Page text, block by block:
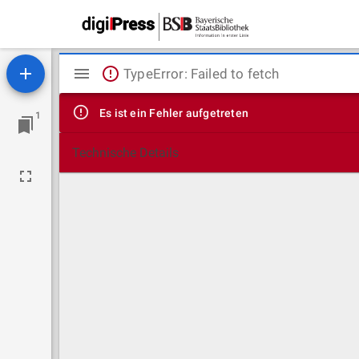
1
Mirador
Viewer
TypeError: Failed to fetch
Es ist ein Fehler aufgetreten
Technische Details